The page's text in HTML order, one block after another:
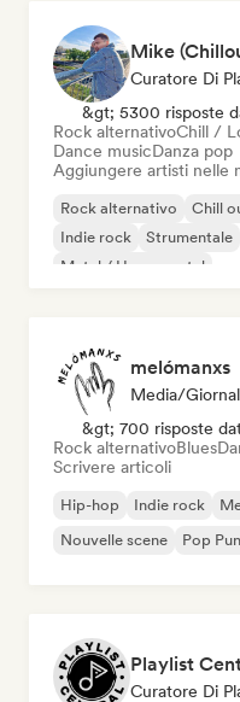
Mike
Curatore Di
&gt; 5300 risposte
Rock alternativoChill /
Dance musicDanza pop
Aggiungere artisti nelle
Rock alternativo Chill
Indie rock
Strumentale
Metal / Heavy metal
melómanxs
Media/
&gt; 700 risposte
Rock alternativoBlues
Scrivere articoli
Hip-hop Indie rock
Nouvelle scene
Pop
Playlist
Curatore Di